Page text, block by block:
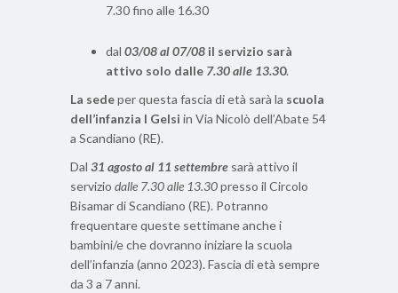
7.30 fino alle 16.30
dal 03/08 al 07/08 il servizio sarà
attivo solo dalle 7.30 alle 13.30.
La sedeper questa fascia di età sarà la scuola
dell’infanzia I Gelsi in Via Nicolò dell’Abate 54
a Scandiano (RE).
Dal 31 agosto al 11 settembre sarà attivo il
servizio dalle 7.30 alle 13.30presso il Circolo
Bisamar di Scandiano (RE). Potranno
frequentare queste settimane anche i
bambini/e che dovranno iniziare la scuola
dell’infanzia (anno 2023). Fascia di età sempre
da 3 a 7 anni.